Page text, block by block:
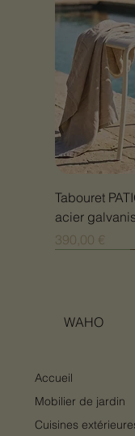
Tabouret
acier
Prix
390,00 €
WAHO
Accueil
Mobilier de jardin
Cuisines